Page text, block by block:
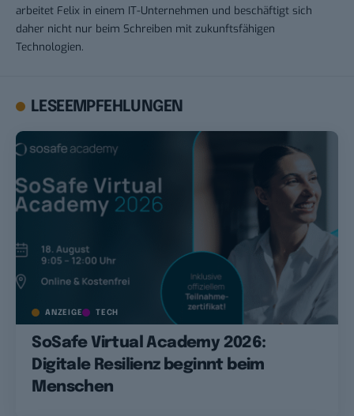
arbeitet Felix in einem IT-Unternehmen und beschäftigt sich
daher nicht nur beim Schreiben mit zukunftsfähigen
Technologien.
LESEEMPFEHLUNGEN
ANZEIGE TECH
SoSafe Virtual Academy 2026:
Digitale Resilienz beginnt beim
Menschen